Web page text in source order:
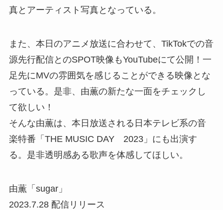
真とアーティスト写真となっている。
また、本日のアニメ放送に合わせて、TikTokでの音
源先行配信とのSPOT映像もYouTubeにて公開！一
足先にMVの雰囲気を感じることができる映像とな
っている。是非、由薫の新たな一面をチェックし
て欲しい！
そんな由薫は、本日放送される日本テレビ系の音
楽特番「THE MUSIC DAY 2023」にも出演す
る。是非透明感ある歌声を体感してほしい。
由薫「sugar」
2023.7.28 配信リリース